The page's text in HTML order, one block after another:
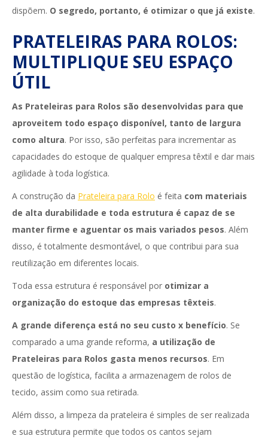
dispõem. O segredo, portanto, é otimizar o que já existe.
PRATELEIRAS PARA ROLOS:
MULTIPLIQUE SEU ESPAÇO
ÚTIL
As Prateleiras para Rolos são desenvolvidas para que
aproveitem todo espaço disponível, tanto de largura
como altura. Por isso, são perfeitas para incrementar as
capacidades do estoque de qualquer empresa têxtil e dar mais
agilidade à toda logística.
A construção da Prateleira para Rolo é feita com materiais
de alta durabilidade e toda estrutura é capaz de se
manter firme e aguentar os mais variados pesos. Além
disso, é totalmente desmontável, o que contribui para sua
reutilização em diferentes locais.
Toda essa estrutura é responsável por otimizar a
organização do estoque das empresas têxteis.
A grande diferença está no seu custo x benefício. Se
comparado a uma grande reforma, a utilização de
Prateleiras para Rolos gasta menos recursos. Em
questão de logística, facilita a armazenagem de rolos de
tecido, assim como sua retirada.
Além disso, a limpeza da prateleira é simples de ser realizada
e sua estrutura permite que todos os cantos sejam